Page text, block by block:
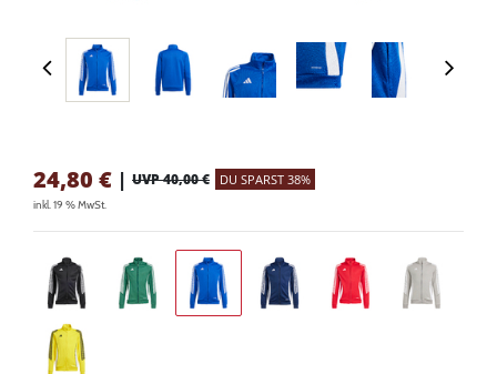
24,80 € | UVP 40,00 € DU SPARST 38%
inkl. 19 % MwSt.